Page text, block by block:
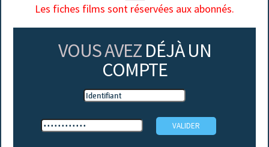
Les fiches films sont réservées aux abonnés.
VOUS AVEZ DÉJÀ UN
COMPTE